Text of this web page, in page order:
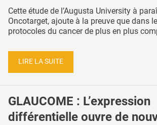
Cette étude de l’Augusta University à
Oncotarget, ajoute à la preuve que dans
protocoles du cancer de plus en plus
LIRE LA SUITE
GLAUCOME : L’expression
différentielle ouvre de